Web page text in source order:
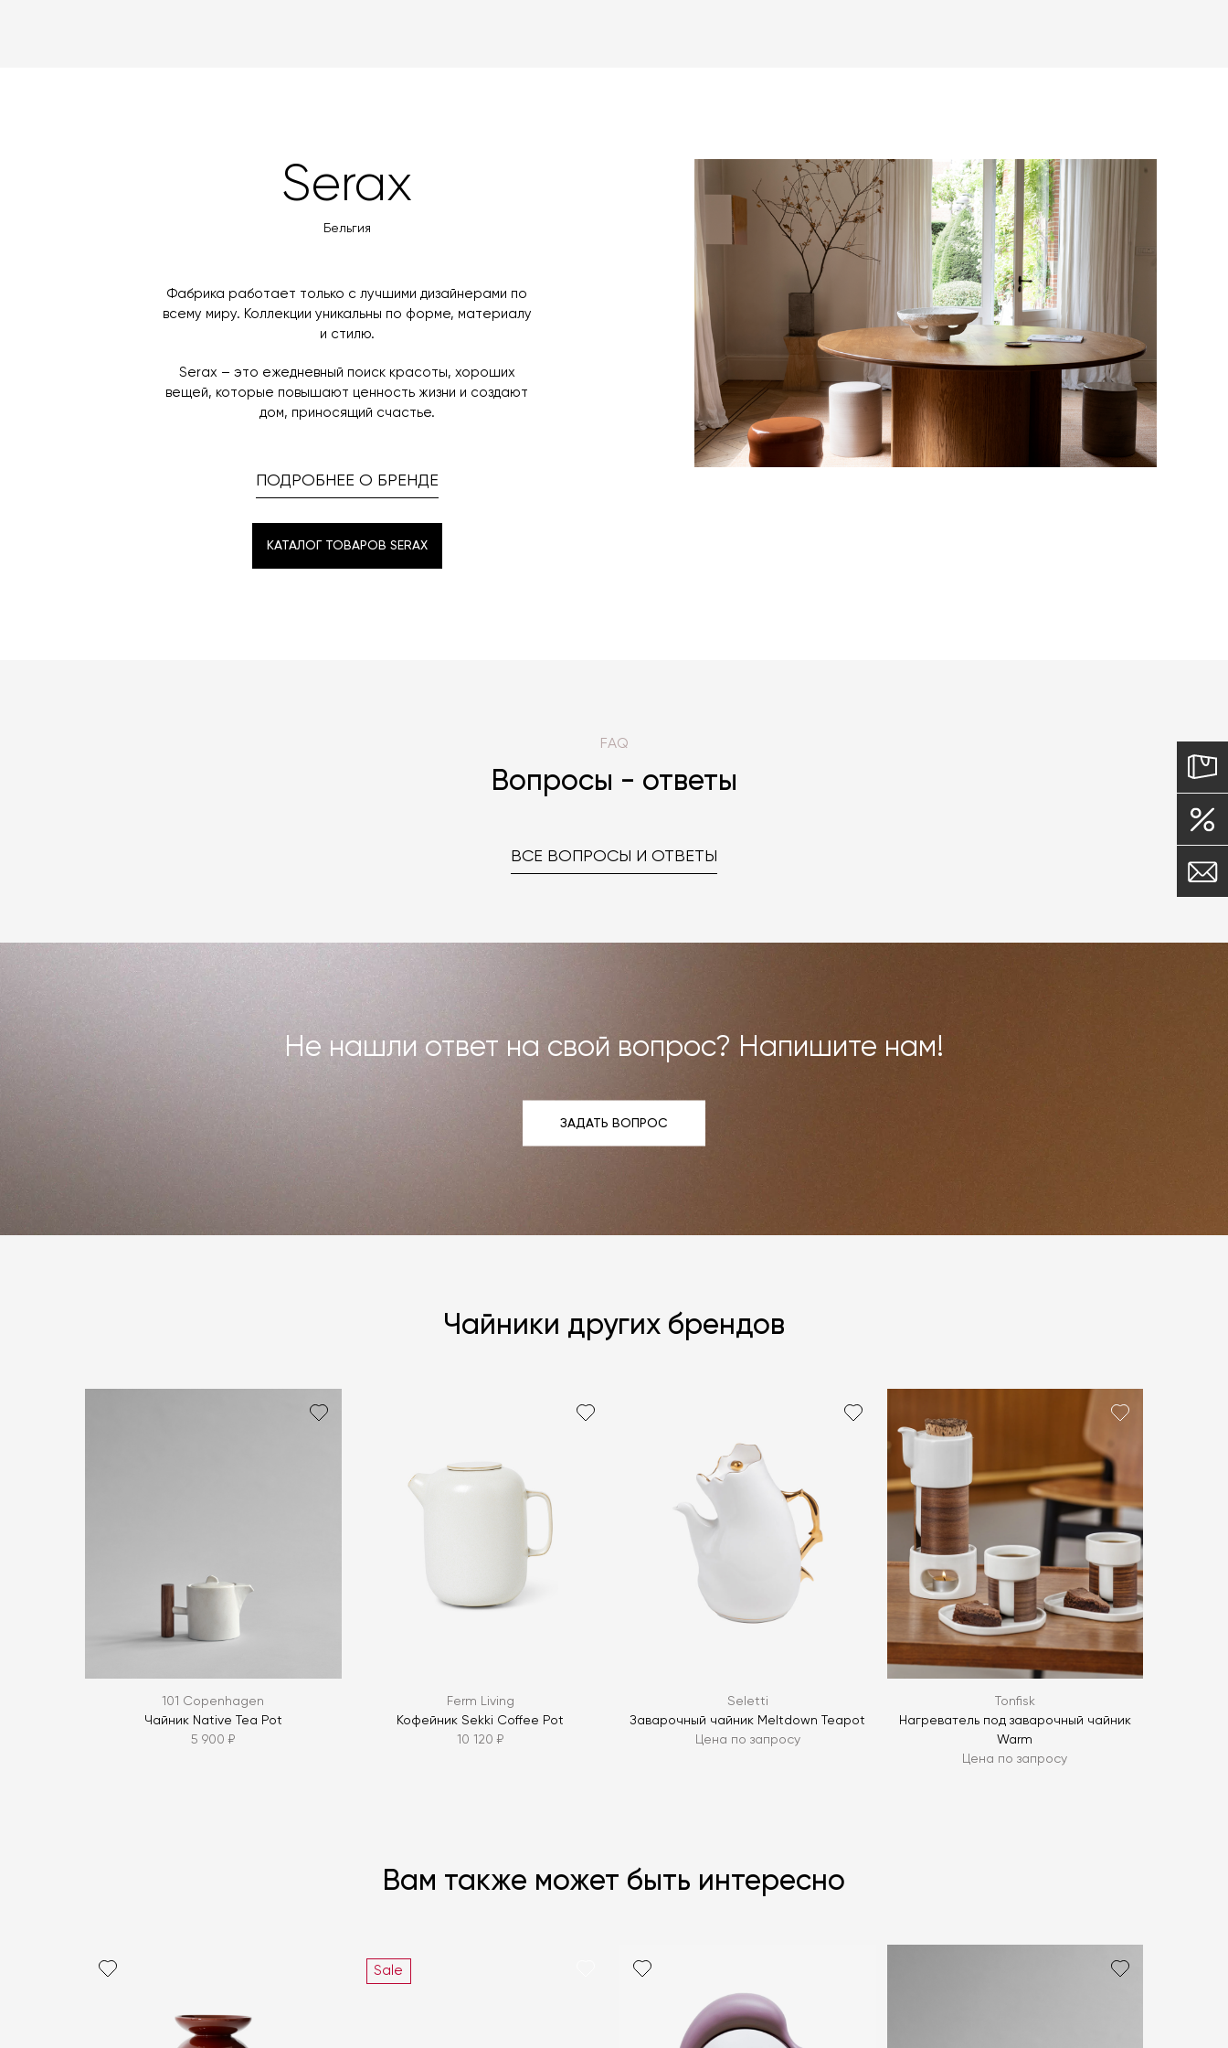
Serax
Бельгия
Фабрика работает только с лучшими дизайнерами по
всему миру. Коллекции уникальны по форме, материалу
и стилю.
Serax – это ежедневный поиск красоты, хороших
вещей, которые повышают ценность жизни и создают
дом, приносящий счастье.
ПОДРОБНЕЕ О БРЕНДЕ
КАТАЛОГ ТОВАРОВ SERAX
FAQ
Вопросы - ответы
ВСЕ ВОПРОСЫ И ОТВЕТЫ
Не нашли ответ на свой вопрос? Напишите нам!
ЗАДАТЬ ВОПРОС
Я согласен с политикой персональных данных
ЗАДАТЬ ВОПРОС
ЗАДАТЬ ВОПРОС
Чайники других брендов
101 Copenhagen
Чайник Native Tea Pot
5 900 ₽
Ferm Living
Кофейник Sekki Coffee Pot
10 120 ₽
Seletti
Заварочный чайник Meltdown Teapot
Цена по запросу
Tonfisk
Нагреватель под заварочный чайник
Warm
Цена по запросу
Вам также может быть интересно
Sale